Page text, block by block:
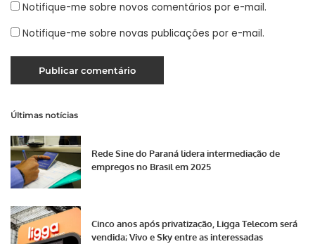
Notifique-me sobre novos comentários por e-mail.
Notifique-me sobre novas publicações por e-mail.
Últimas notícias
Rede Sine do Paraná lidera intermediação de
empregos no Brasil em 2025
Cinco anos após privatização, Ligga Telecom será
vendida; Vivo e Sky entre as interessadas